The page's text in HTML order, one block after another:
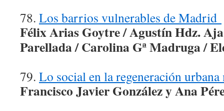
78. Los barrios vulnerables de Madrid
Félix Arias Goytre / Agustín Hdz.
Parellada / Carolina Gª Madruga /
79. Lo social en la regeneración
Francisco Javier González y Ana